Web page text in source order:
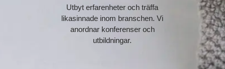
Utbyt erfarenheter och träffa
likasinnade inom branschen. Vi
anordnar konferenser och
utbildningar.